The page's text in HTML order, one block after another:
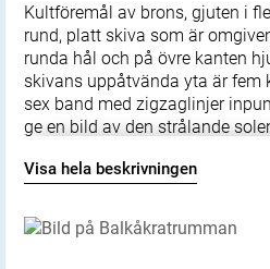
Kultföremål av brons, gjuten i
rund, platt skiva som är
runda hål och på övre kanten
skivans uppåtvända yta är fem
sex band med zigzaglinjer
ge en bild av den strålande
Varje del slutar i ett hjul med
streck och punkter för att visa
Nitarna är "ringnitar" med
Visa hela beskrivningen